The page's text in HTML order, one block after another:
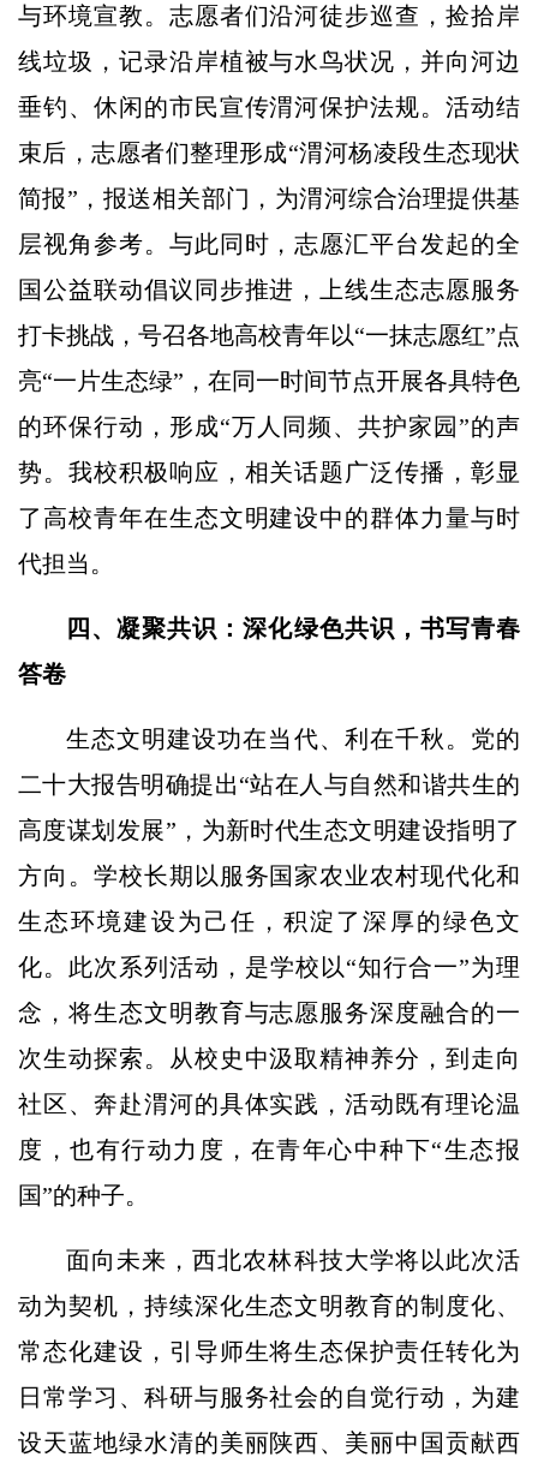
与环境宣教。志愿者们沿河徒步巡查，捡拾岸
线垃圾，记录沿岸植被与水鸟状况，并向河边
垂钓、休闲的市民宣传渭河保护法规。活动结
束后，志愿者们整理形成“渭河杨凌段生态现状
简报”，报送相关部门，为渭河综合治理提供基
层视角参考。与此同时，志愿汇平台发起的全
国公益联动倡议同步推进，上线生态志愿服务
打卡挑战，号召各地高校青年以“一抹志愿红”点
亮“一片生态绿”，在同一时间节点开展各具特色
的环保行动，形成“万人同频、共护家园”的声
势。我校积极响应，相关话题广泛传播，彰显
了高校青年在生态文明建设中的群体力量与时
代担当。
四、凝聚共识：深化绿色共识，书写青春
答卷
生态文明建设功在当代、利在千秋。党的
二十大报告明确提出“站在人与自然和谐共生的
高度谋划发展”，为新时代生态文明建设指明了
方向。学校长期以服务国家农业农村现代化和
生态环境建设为己任，积淀了深厚的绿色文
化。此次系列活动，是学校以“知行合一”为理
念，将生态文明教育与志愿服务深度融合的一
次生动探索。从校史中汲取精神养分，到走向
社区、奔赴渭河的具体实践，活动既有理论温
度，也有行动力度，在青年心中种下“生态报
国”的种子。
面向未来，西北农林科技大学将以此次活
动为契机，持续深化生态文明教育的制度化、
常态化建设，引导师生将生态保护责任转化为
日常学习、科研与服务社会的自觉行动，为建
设天蓝地绿水清的美丽陕西、美丽中国贡献西